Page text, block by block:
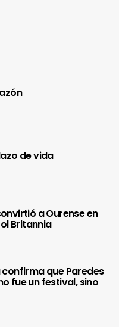
de vida
a Ourense en
Britannia
que Paredes
fue un festival, sino